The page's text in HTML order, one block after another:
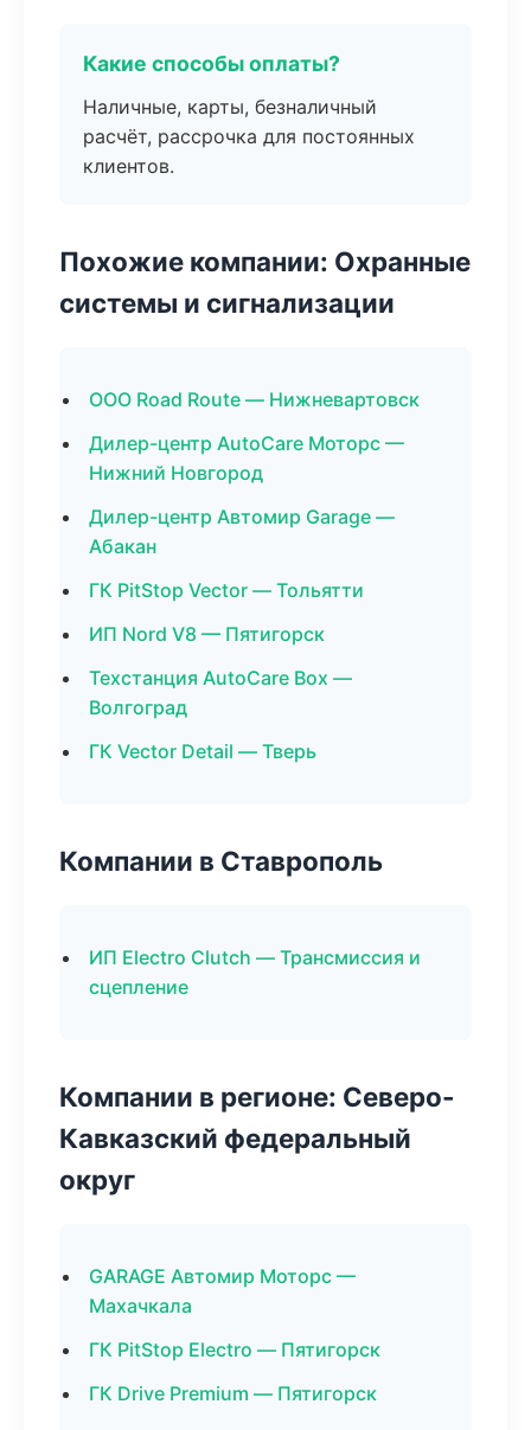
Какие способы оплаты?
Наличные, карты, безналичный
расчёт, рассрочка для постоянных
клиентов.
Похожие компании: Охранные
системы и сигнализации
ООО Road Route — Нижневартовск
Дилер-центр AutoCare Моторс —
Нижний Новгород
Дилер-центр Автомир Garage —
Абакан
ГК PitStop Vector — Тольятти
ИП Nord V8 — Пятигорск
Техстанция AutoCare Box —
Волгоград
ГК Vector Detail — Тверь
Компании в Ставрополь
ИП Electro Clutch — Трансмиссия и
сцепление
Компании в регионе: Северо-
Кавказский федеральный
округ
GARAGE Автомир Моторс —
Махачкала
ГК PitStop Electro — Пятигорск
ГК Drive Premium — Пятигорск